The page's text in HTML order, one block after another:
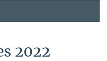
2022